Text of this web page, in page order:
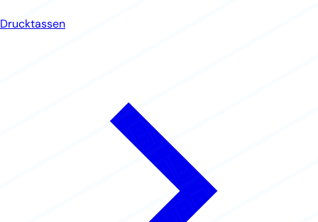
Drucktassen